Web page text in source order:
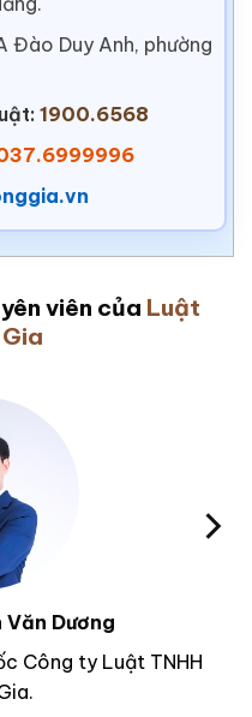
Đào Duy Anh, phường
1900.6568
viên của Luật
Văn Dương
Công ty Luật TNHH